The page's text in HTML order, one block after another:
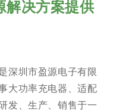
解决方案提供
深圳市盈源电子有限
大功率充电器、适配
发、生产、销售于一